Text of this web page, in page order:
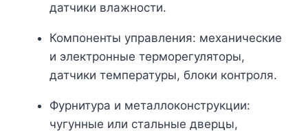
датчики влажности.
Компоненты управления: механические
и электронные терморегуляторы,
датчики температуры, блоки контроля.
Фурнитура и металлоконструкции:
чугунные или стальные дверцы,